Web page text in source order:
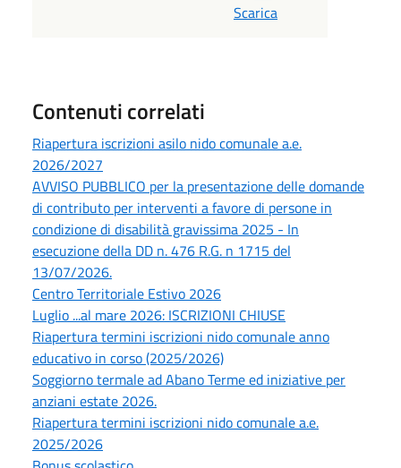
Scarica
Contenuti correlati
Riapertura iscrizioni asilo nido comunale a.e.
2026/2027
AVVISO PUBBLICO per la presentazione delle domande
di contributo per interventi a favore di persone in
condizione di disabilità gravissima 2025 - In
esecuzione della DD n. 476 R.G. n 1715 del
13/07/2026.
Centro Territoriale Estivo 2026
Luglio ...al mare 2026: ISCRIZIONI CHIUSE
Riapertura termini iscrizioni nido comunale anno
educativo in corso (2025/2026)
Soggiorno termale ad Abano Terme ed iniziative per
anziani estate 2026.
Riapertura termini iscrizioni nido comunale a.e.
2025/2026